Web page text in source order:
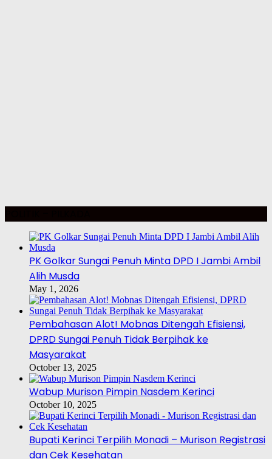
PK Golkar Sungai Penuh Minta DPD I Jambi Ambil
Alih Musda
May 1, 2026
Pembahasan Alot! Mobnas Ditengah Efisiensi,
DPRD Sungai Penuh Tidak Berpihak ke
Masyarakat
October 13, 2025
Wabup Murison Pimpin Nasdem Kerinci
October 10, 2025
Bupati Kerinci Terpilih Monadi – Murison Registrasi
dan Cek Kesehatan